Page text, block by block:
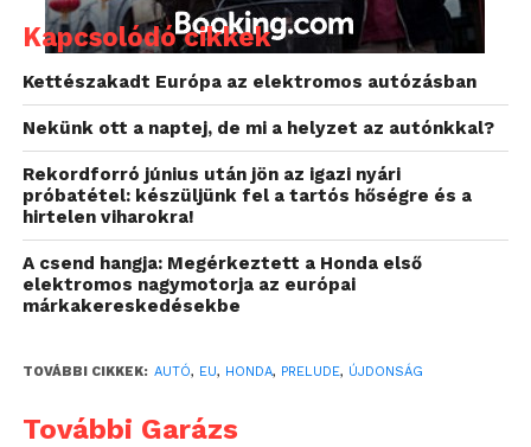
HONDA Prelude 5
mutatkozott be, egészen 2000-ig, öt generáción át
kiemelkedő teljesítményét. A hagyományokkal nem
Kapcsolódó cikkek
Kettészakadt Európa az elektromos autózásban
Nekünk ott a naptej, de mi a helyzet az autónkkal?
Rekordforró június után jön az igazi nyári
próbatétel: készüljünk fel a tartós hőségre és a
hirtelen viharokra!
A csend hangja: Megérkeztett a Honda első
elektromos nagymotorja az európai
márkakereskedésekbe
TOVÁBBI CIKKEK: AUTÓ, EU, HONDA, PRELUDE, ÚJDONSÁG
További Garázs